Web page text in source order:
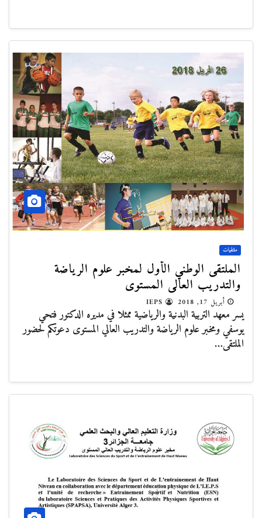
ملتقيات
الملتقى الوطني الأول لمخبر علوم الرياضة
والتدريب العالي المستوى
أبريل 17, 2018
يسر معهد التربية البدنية والرياضية ممثلا في مديره الدكتور فتحي
يوسفي ومخبر علوم الرياضة والتدريب العالي المستوى دعوتكم لحضور
الملتقى…